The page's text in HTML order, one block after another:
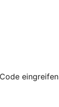
eingreifen